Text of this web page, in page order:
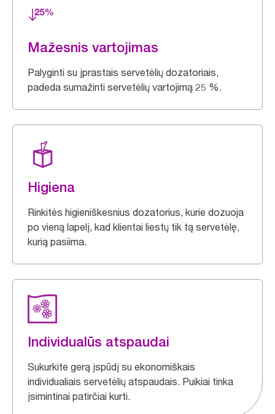
Mažesnis vartojimas
Palyginti su įprastais servetėlių dozatoriais,
padeda sumažinti servetėlių vartojimą 25 %.
Higiena
Rinkitės higieniškesnius dozatorius, kurie dozuoja
po vieną lapelį, kad klientai liestų tik tą servetėlę,
kurią pasiima.
Individualūs atspaudai
Sukurkite gerą įspūdį su ekonomiškais
individualiais servetėlių atspaudais. Puikiai tinka
įsimintinai patirčiai kurti.